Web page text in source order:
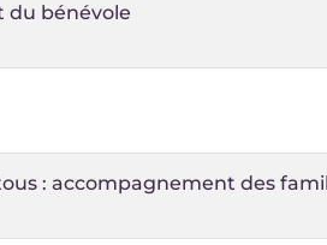
du bénévole
: accompagnement des